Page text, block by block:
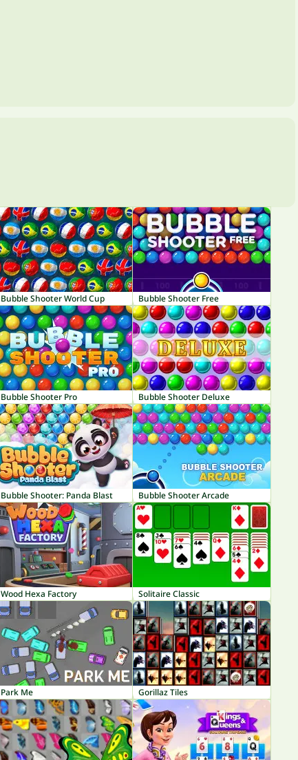
Bubble Shooter World Cup Bubble Shooter Free
Bubble Shooter Pro Bubble Shooter Deluxe
Bubble Shooter: Panda Blast Bubble Shooter Arcade
Wood Hexa Factory Solitaire Classic
Park Me Gorillaz Tiles